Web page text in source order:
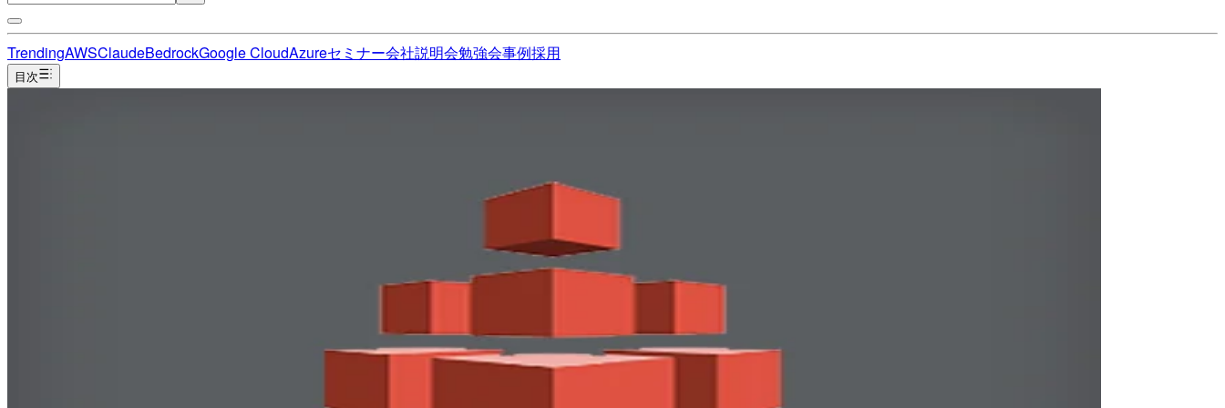
TrendingAWSClaudeBedrockGoogle CloudAzureセミナー会社説明会勉強会事例採用
目次